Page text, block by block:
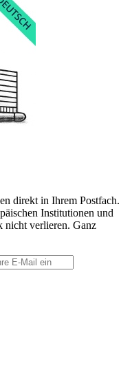
direkt in Ihrem Postfach.
Institutionen und
nicht verlieren. Ganz